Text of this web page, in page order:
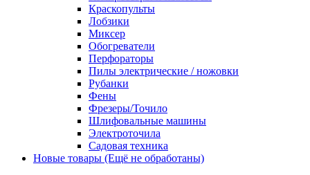
Краскопульты
Лобзики
Миксер
Обогреватели
Перфораторы
Пилы электрические / ножовки
Рубанки
Фены
Фрезеры/Точило
Шлифовальные машины
Электроточила
Садовая техника
Новые товары (Ещё не обработаны)